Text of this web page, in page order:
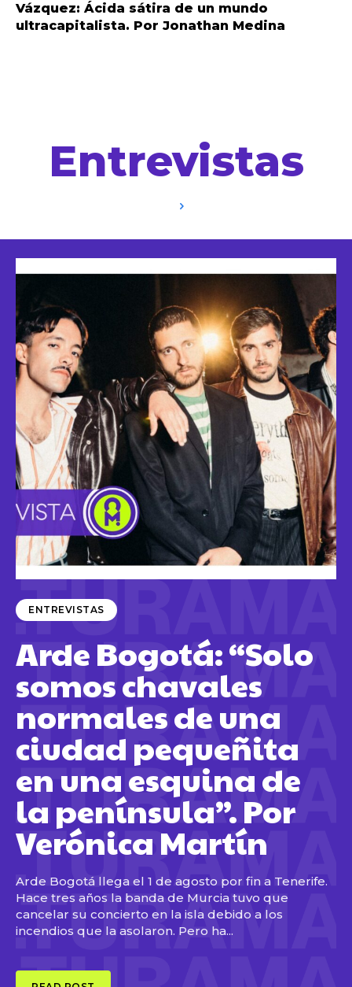
Vázquez: Ácida sátira de un mundo
ultracapitalista. Por Jonathan Medina
Entrevistas
ENTREVISTAS
Arde Bogotá: “Solo
somos chavales
normales de una
ciudad pequeñita
en una esquina de
la península”. Por
Verónica Martín
Arde Bogotá llega el 1 de agosto por fin a Tenerife.
Hace tres años la banda de Murcia tuvo que
cancelar su concierto en la isla debido a los
incendios que la asolaron. Pero ha...